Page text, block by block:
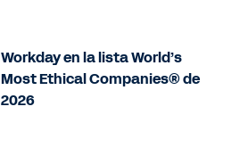
Workday en la lista World’s
Most Ethical Companies® de
2026